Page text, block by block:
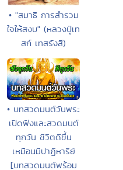
• "สมาธิ การสำรวม
ใจให้สงบ" (หลวงปู่เท
สก์ เทสรังสี)
• บทสวดมนต์วันพระ
เปิดฟังและสวดมนต์
ทุกวัน ชีวิตดีขึ้น
เหมือนมีปาฏิหาริย์
[บทสวดมนต์พร้อม